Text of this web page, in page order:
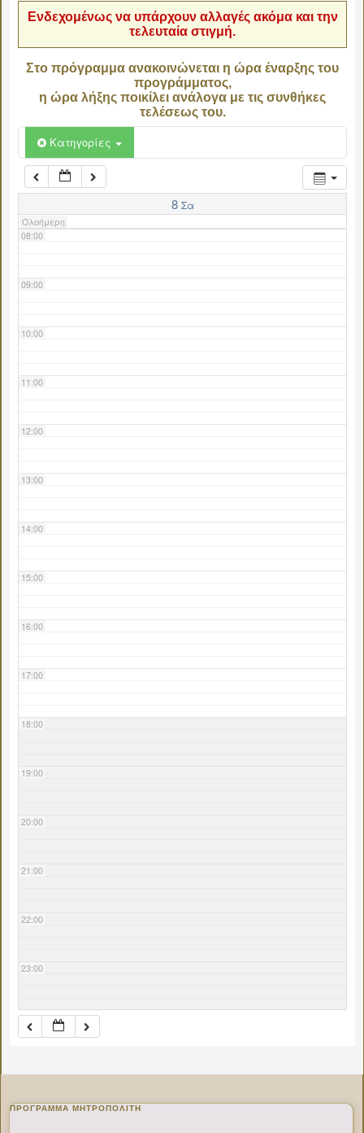
Ενδεχομένως να υπάρχουν αλλαγές ακόμα και την
τελευταία στιγμή.
Στο πρόγραμμα ανακοινώνεται η ώρα έναρξης του
προγράμματος,
η ώρα λήξης ποικίλει ανάλογα με τις συνθήκες
τελέσεως του.
Κατηγορίες
8 Σα
Ολοήμερη
06:00
07:00
08:00
09:00
10:00
11:00
12:00
13:00
14:00
15:00
16:00
17:00
18:00
19:00
20:00
21:00
22:00
23:00
ΠΡΌΓΡΑΜΜΑ ΜΗΤΡΟΠΟΛΊΤΗ